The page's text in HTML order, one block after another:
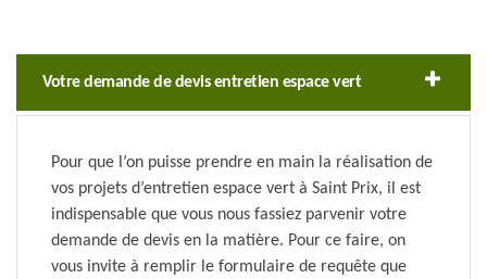
Votre demande de devis entretien espace vert
Pour que l’on puisse prendre en main la réalisation de
vos projets d’entretien espace vert à Saint Prix, il est
indispensable que vous nous fassiez parvenir votre
demande de devis en la matière. Pour ce faire, on
vous invite à remplir le formulaire de requête que